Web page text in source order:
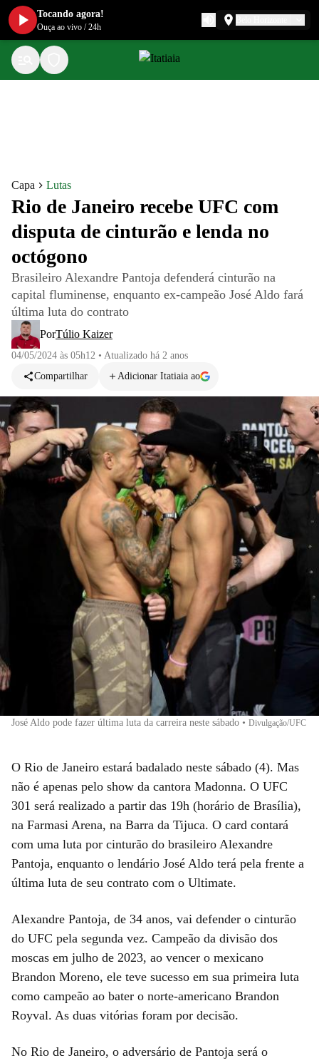
Capa Lutas
Rio de Janeiro recebe UFC com
disputa de cinturão e lenda no
octógono
Brasileiro Alexandre Pantoja defenderá cinturão na
capital fluminense, enquanto ex-campeão José Aldo fará
última luta do contrato
PorTúlio Kaizer
04/05/2024 às 05h12 • Atualizado há 2 anos
Compartilhar
Adicionar Itatiaia ao
José Aldo pode fazer última luta da carreira neste sábado • Divulgação/UFC
O Rio de Janeiro estará badalado neste sábado (4). Mas
não é apenas pelo show da cantora Madonna. O UFC
301 será realizado a partir das 19h (horário de Brasília),
na Farmasi Arena, na Barra da Tijuca. O card contará
com uma luta por cinturão do brasileiro Alexandre
Pantoja, enquanto o lendário José Aldo terá pela frente a
última luta de seu contrato com o Ultimate.
Alexandre Pantoja, de 34 anos, vai defender o cinturão
do UFC pela segunda vez. Campeão da divisão dos
moscas em julho de 2023, ao vencer o mexicano
Brandon Moreno, ele teve sucesso em sua primeira luta
como campeão ao bater o norte-americano Brandon
Royval. As duas vitórias foram por decisão.
No Rio de Janeiro, o adversário de Pantoja será o
Tocando agora!
Ouça ao vivo /24h